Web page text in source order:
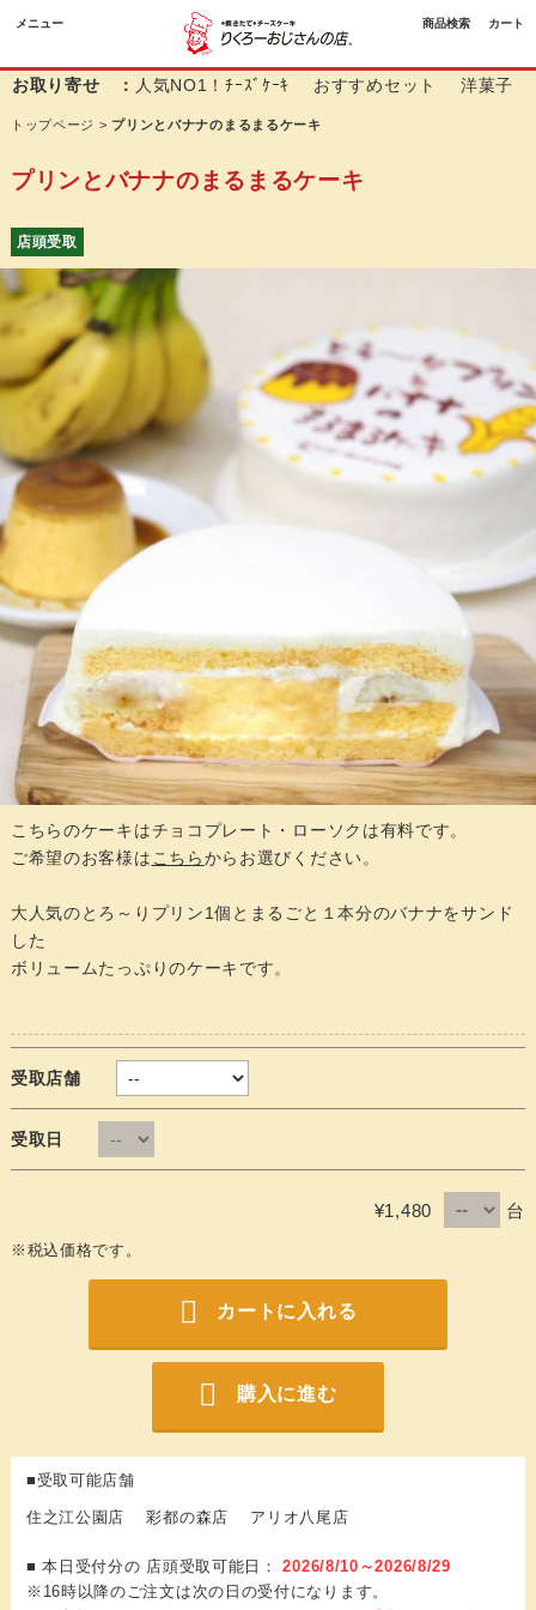
メニュー 商品検索 カート
お取り寄せ ： 人気NO1！ﾁｰｽﾞｹｰｷ おすすめセット 洋菓子
トップページ > プリンとバナナのまるまるケーキ
プリンとバナナのまるまるケーキ
店頭受取
こちらのケーキはチョコプレート・ローソクは有料です。
ご希望のお客様は こちらからお選びください。
大人気のとろ～りプリン1個とまるごと１本分のバナナをサンド
した
ボリュームたっぷりのケーキです。
受取店舗
受取日
¥1,480 台
※税込価格です。
カートに入れる
購入に進む
■受取可能店舗
住之江公園店 彩都の森店 アリオ八尾店
■ 本日受付分の 店頭受取可能日：2026/8/10～2026/8/29
※16時以降のご注文は次の日の受付になります。